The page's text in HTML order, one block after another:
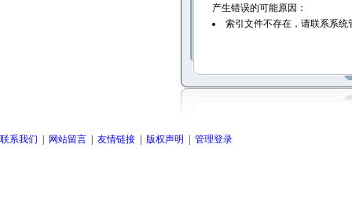
产生错误的可能原因：
索引文件不存在，请联系系统
联系我们 网站留言 友情链接 版权声明 管理登录